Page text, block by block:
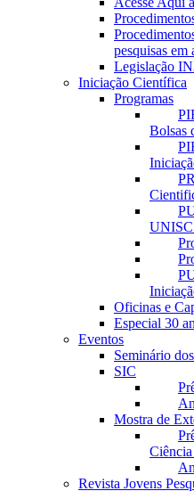
pesquisas em
Legislação
Iniciação Científica
Programas
Bolsas
UNISC
Oficinas e
Especial 30
Eventos
Seminário
SIC
Mostra de
Revista Jovens